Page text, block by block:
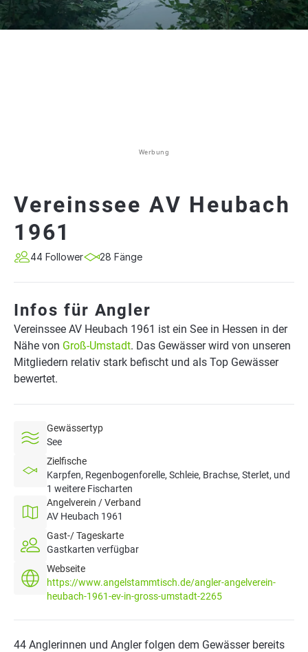
Werbung
Vereinssee AV Heubach
1961
44 Follower 28 Fänge
Infos für Angler
Vereinssee AV Heubach 1961 ist ein See in Hessen in der
Nähe von Groß-Umstadt. Das Gewässer wird von unseren
Mitgliedern relativ stark befischt und als Top Gewässer
bewertet.
Gewässertyp
See
Zielfische
Karpfen, Regenbogenforelle, Schleie, Brachse, Sterlet, und
1 weitere Fischarten
Angelverein / Verband
AV Heubach 1961
Gast-/ Tageskarte
Gastkarten verfügbar
Webseite
https://www.angelstammtisch.de/angler-angelverein-
heubach-1961-ev-in-gross-umstadt-2265
44 Anglerinnen und Angler folgen dem Gewässer bereits